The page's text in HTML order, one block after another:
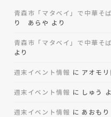
青森市「マタベイ」で中華そ
り あらや より
青森市「マタベイ」で中華そ
より
週末イベント情報 に アオモ
週末イベント情報 に しゅう
週末イベント情報 に あおも